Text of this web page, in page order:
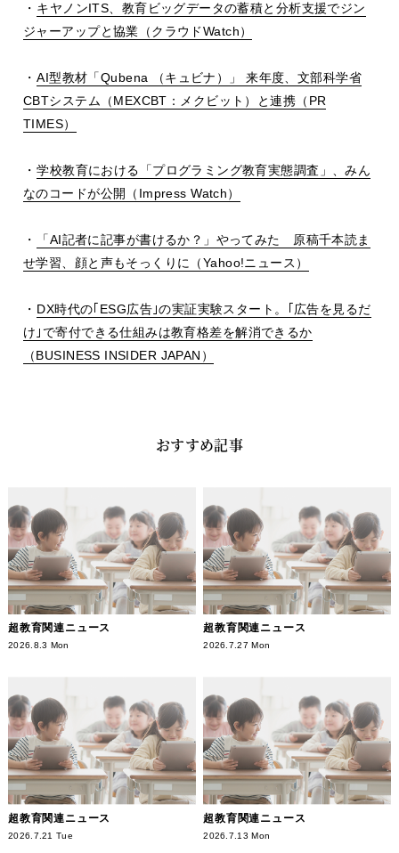
・ キヤノンITS 、教育ビッグデータの蓄積と分析支援でジン
ジャーアップと協業（クラウドWatch）
・AI型教材「Qubena
（キュビナ）」 来年度、文部科学省
CBTシステム（MEXCBT ：メクビット）と連携（ PR
TIMES）
・学校教育における「プログラミング教育実態調査」、みん
なのコードが公開（ Impress Watch）
・
「AI記者に記事が書けるか？」やってみた 原稿千本読ま
せ学習、顔と声もそっくりに（Yahoo!ニュース）
・ DX時代の｢ ESG広告｣の実証実験スタート。｢広告を見るだ
け｣で寄付できる仕組みは教育格差を解消できるか
（BUSINESS INSIDER JAPAN）
おすすめ記事
超教育関連ニュース
2026.8.3 Mon
超教育関連ニュース
2026.7.27 Mon
超教育関連ニュース
2026.7.21 Tue
超教育関連ニュース
2026.7.13 Mon